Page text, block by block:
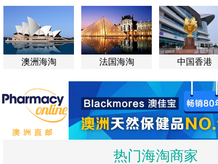
澳洲海淘 法国海淘 中国香港
热门海淘商家